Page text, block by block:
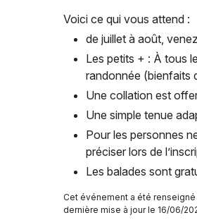
Voici ce qui vous attend :
de juillet à août,
Les petits + : À tous
randonnée (bienfaits
Une collation est
Une simple tenue
Pour les personnes
préciser lors de
Les balades sont
Cet événement a été
dernière mise à jour le 16/06/